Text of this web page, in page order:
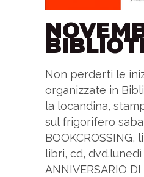
Non perderti le
organizzate in
la locandina,
sul frigorifero
libri, cd,
ANNIVERSARIO